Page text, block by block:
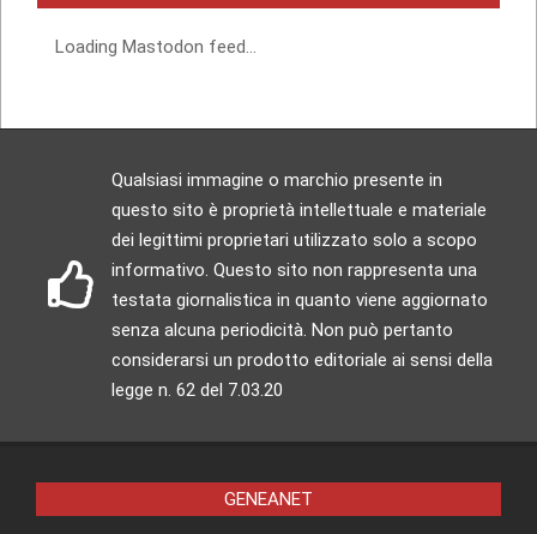
Loading Mastodon feed...
Qualsiasi immagine o marchio presente in
questo sito è proprietà intellettuale e materiale
dei legittimi proprietari utilizzato solo a scopo
informativo. Questo sito non rappresenta una
testata giornalistica in quanto viene aggiornato
senza alcuna periodicità. Non può pertanto
considerarsi un prodotto editoriale ai sensi della
legge n. 62 del 7.03.20
GENEANET